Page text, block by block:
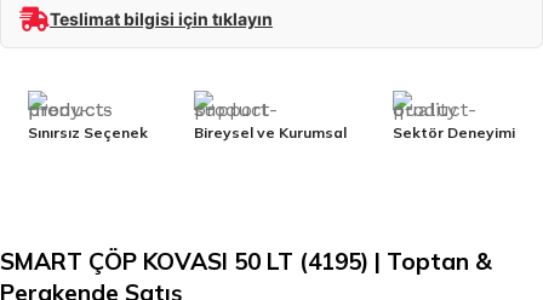
Teslimat bilgisi için tıklayın
Sınırsız Seçenek Bireysel ve Kurumsal Sektör Deneyimi
SMART ÇÖP KOVASI 50 LT (4195) | Toptan &
Perakende Satış